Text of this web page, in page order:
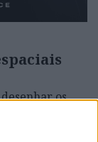
os
parceria
Space